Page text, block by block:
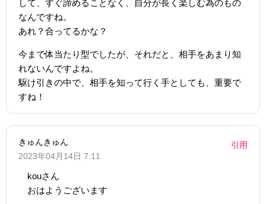
して、すぐ諦めることなく、自分が長く楽しむ為のもの
なんですね。
あれ？合ってるかな？
今まで体当たり型でしたが、それだと、相手をあまり知
れないんですよね。
駆け引きの中で、相手を知って行く手としても、重要で
すね！
きゅんきゅん
2023年04月14日 7:11
引用
kouさん
おはようございます